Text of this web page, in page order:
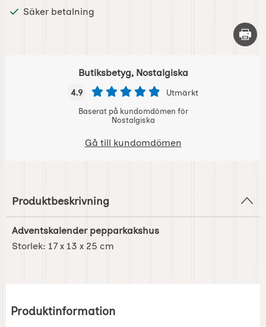
Säker betalning
Skriv
Butiksbetyg, Nostalgiska
4.9 Utmärkt
Baserat på kundomdömen för
Nostalgiska
Gå till kundomdömen
Produktbeskrivning
Adventskalender pepparkakshus
Storlek: 17 x 13 x 25 cm
Produktinformation